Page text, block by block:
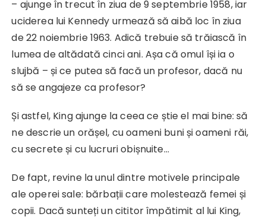
– ajunge în trecut în ziua de 9 septembrie 1958, iar
uciderea lui Kennedy urmează să aibă loc în ziua
de 22 noiembrie 1963. Adică trebuie să trăiască în
lumea de altădată cinci ani. Așa că omul își ia o
slujbă – și ce putea să facă un profesor, dacă nu
să se angajeze ca profesor?
Și astfel, King ajunge la ceea ce știe el mai bine: să
ne descrie un orășel, cu oameni buni și oameni răi,
cu secrete și cu lucruri obișnuite…
De fapt, revine la unul dintre motivele principale
ale operei sale: bărbații care molestează femei și
copii. Dacă sunteți un cititor împătimit al lui King,